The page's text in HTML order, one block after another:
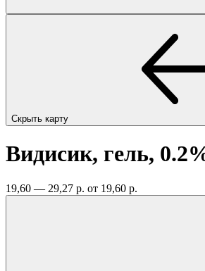
Скрыть карту
Видисик, гель,
19,60 — 29,27 р. от 19,60 р.